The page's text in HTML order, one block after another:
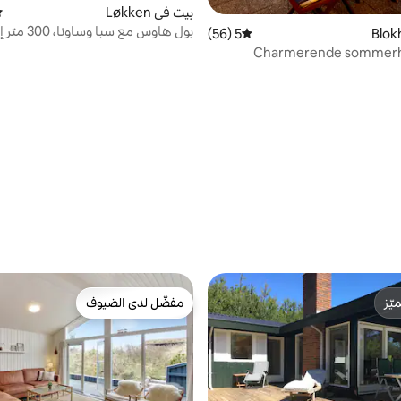
متوسط التقييم 5 من 5، 56 مراجعات
5 (56)
Charmerende
بيت في Løkken
بول هاوس
مفضّل لدى الضيوف
مفضّل لدى الضيوف